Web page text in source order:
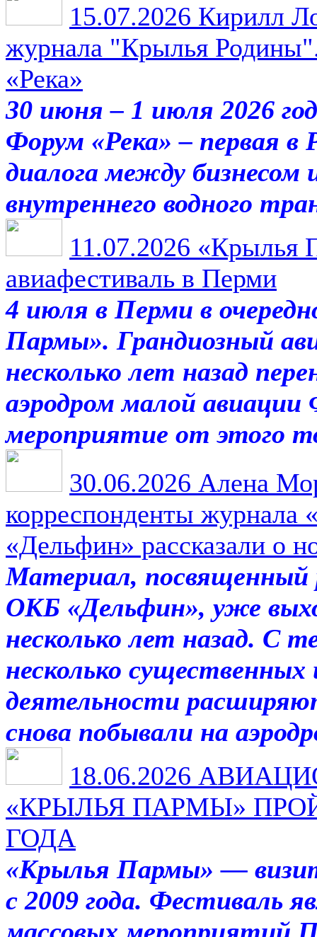
15.07.2026 Кирилл
журнала "Крылья
«Река»
30 июня – 1 июля 2026
Форум «Река» – первая в
диалога между
внутреннего водного
11.07.2026 «Крылья
авиафестиваль в Перми
4 июля в Перми в
Пармы». Грандиозный
несколько лет назад
аэродром малой
мероприятие от этого
30.06.2026 Алена
корреспонденты
«Дельфин» рассказали о
Материал,
ОКБ «Дельфин», уже
несколько лет назад. С
несколько существенных
деятельности
снова побывали на
18.06.2026
«КРЫЛЬЯ ПАРМЫ»
ГОДА
«Крылья Пармы» —
с 2009 года. Фестиваль